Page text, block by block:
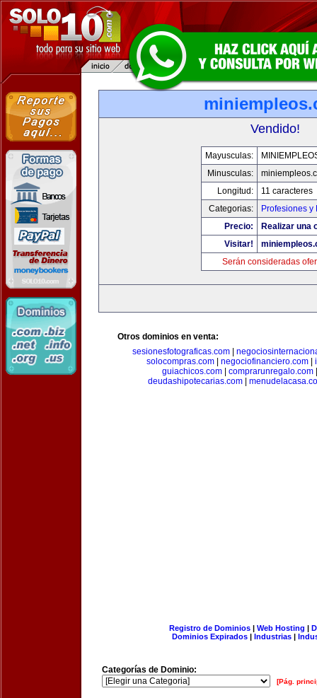
Vendido!
Mayusculas:
Minusculas:
Longitud:
11 caracteres
Categorias:
Profesiones y
Precio:
Realizar una
Visitar!
Serán consideradas
Otros dominios en venta:
sesionesfotograficas.com
solocompras.com| negociofinanciero.com|
guiachicos.com
comprarunregalo.com
deudashipotecarias.com|
Registro de Dominios| Web Hosting |
Dominios Expirados | Industrias |
Categorías de Dominio:
[Pág.